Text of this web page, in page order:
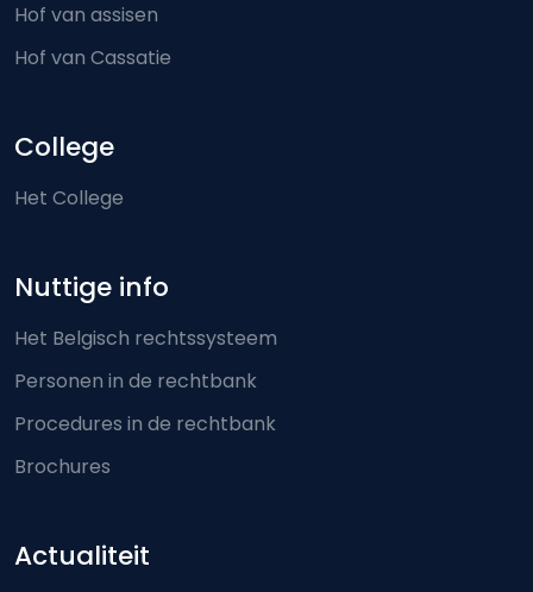
Hof van assisen
Hof van Cassatie
College
Het College
Nuttige info
Het Belgisch rechtssysteem
Personen in de rechtbank
Procedures in de rechtbank
Brochures
Actualiteit